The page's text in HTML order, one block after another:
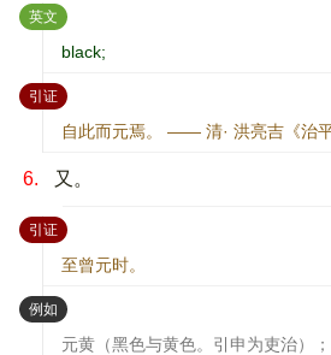
英文 ：
black;
引证：
自此而元焉。 —— 清· 洪亮吉《治平
6. 又。
引证：
至曾元时。
例如 ：
元黄（黑色与黄色。引申为吏治）